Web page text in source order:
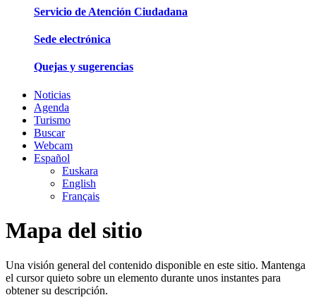
Servicio de Atención Ciudadana
Sede electrónica
Quejas y sugerencias
Noticias
Agenda
Turismo
Buscar
Webcam
Español
Euskara
English
Français
Mapa del sitio
Una visión general del contenido disponible en este sitio. Mantenga
el cursor quieto sobre un elemento durante unos instantes para
obtener su descripción.